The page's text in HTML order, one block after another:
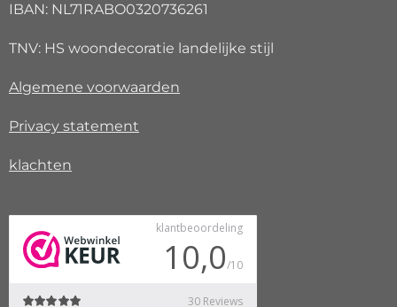
IBAN: NL71RABO0320736261
TNV: HS woondecoratie landelijke stijl
Algemene voorwaarden
Privacy statement
klachten